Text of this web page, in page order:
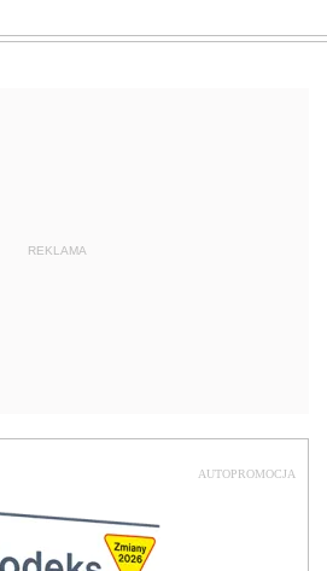
REKLAMA
AUTOPROMOCJA